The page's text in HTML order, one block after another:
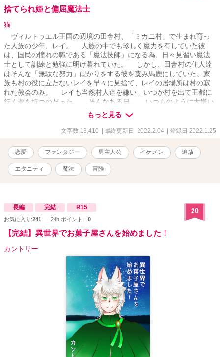
捨てられ姫と偏屈魔法士
猫
ヴィルトゥエル王国の辺境の田舎村、「ミカニ村」で生まれ育っ
た人族の少年、レイ。 人族の中でも珍しく魔力を有していた彼
は、国民の憧れの職である「魔法技師」になる為、日々見習い魔法
士として訓練と勉強に明け暮れていた。 しかし、田舎村の住人達
はそんな「無駄な努力」ばかりをする彼を蔑み馬鹿にしていた。家
族も村の役に立たないレイを早々に見捨て、レイの居場所は村の寂
れた教会のみ。 レイも当然村人達を嫌い、いつか村を出て王都に
行く夢を持つのだった。 そんなある日。 いつものように大嫌い
な家から飛び出して教会に向かったレイ。 草原の一角が不自然に
窪んでいるのを見たレイは、不思議に思いながらも道から外れ、窪
みに近付いていく。ーーそして。 「……女？」 草花を下敷きにし
もっと見る
文字数 13,410 | 最終更新日 2022.2.04 | 登録日 2022.1.25
恋愛 ファンタジー 男主人公 イケメン 追放
エタニティ 魔法 冒険
長編 完結 R15
お気に入り:241 24h.ポイント： 0
20
【完結】異世界でお菓子屋さんを始めました！
カントリー